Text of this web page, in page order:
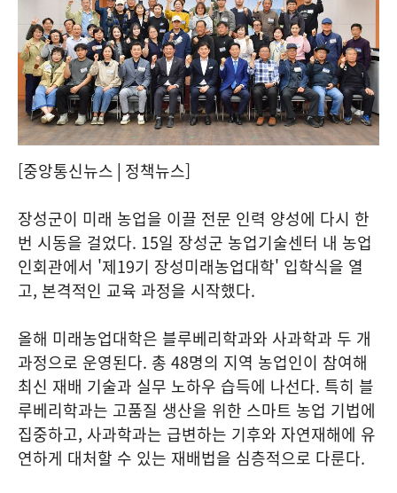
[중앙통신뉴스│정책뉴스]
장성군이 미래 농업을 이끌 전문 인력 양성에 다시 한
번 시동을 걸었다. 15일 장성군 농업기술센터 내 농업
인회관에서 '제19기 장성미래농업대학' 입학식을 열
고, 본격적인 교육 과정을 시작했다.
올해 미래농업대학은 블루베리학과와 사과학과 두 개
과정으로 운영된다. 총 48명의 지역 농업인이 참여해
최신 재배 기술과 실무 노하우 습득에 나선다. 특히 블
루베리학과는 고품질 생산을 위한 스마트 농업 기법에
집중하고, 사과학과는 급변하는 기후와 자연재해에 유
연하게 대처할 수 있는 재배법을 심층적으로 다룬다.